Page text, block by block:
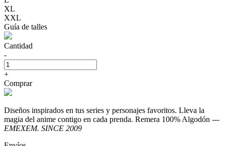
XL
XXL
Guía de talles
Cantidad
-
+
Comprar
Diseños inspirados en tus series y personajes favoritos. Lleva la
magia del anime contigo en cada prenda. Remera 100% Algodón ---
EMEXEM. SINCE 2009